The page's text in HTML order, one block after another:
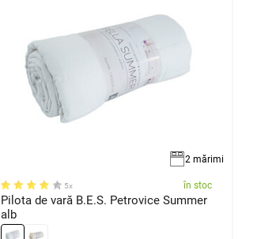
2 mărimi
5x în stoc
Pilota de vară B.E.S. Petrovice Summer
alb